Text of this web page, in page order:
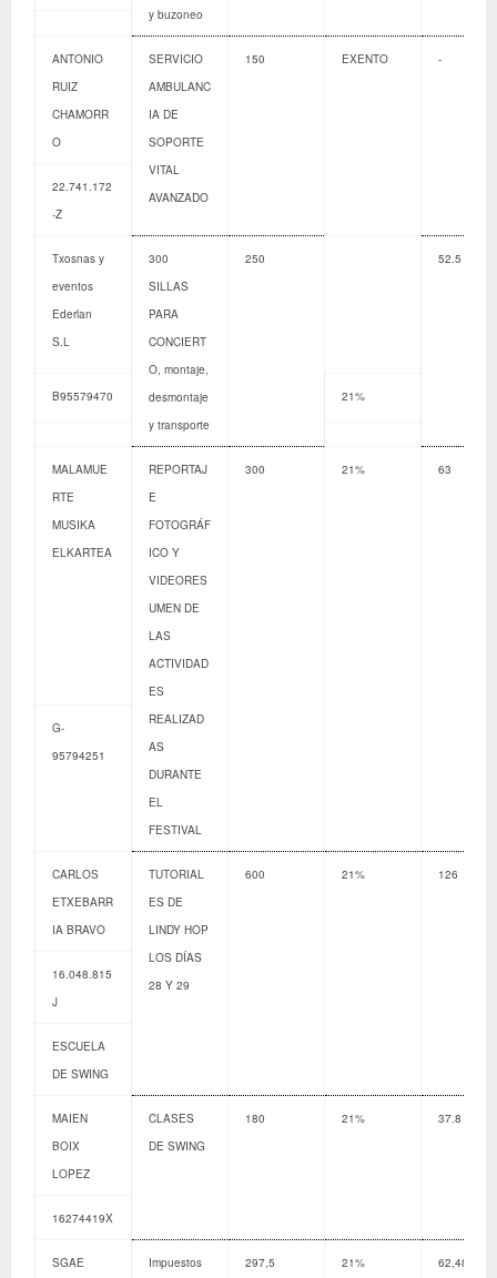
y buzoneo
ANTONIO
RUIZ
CHAMORR
O
SERVICIO
AMBULANC
IA DE
SOPORTE
VITAL
AVANZADO
150 EXENTO -
22.741.172
-Z
Txosnas y
eventos
Ederlan
S.L
300
SILLAS
PARA
CONCIERT
O, montaje,
desmontaje
y transporte
250 52.5
B95579470 21%
MALAMUE
RTE
MUSIKA
ELKARTEA
REPORTAJ
E
FOTOGRÁF
ICO Y
VIDEORES
UMEN DE
LAS
ACTIVIDAD
ES
REALIZAD
AS
DURANTE
EL
FESTIVAL
300 21% 63
G-
95794251
CARLOS
ETXEBARR
IA BRAVO
TUTORIAL
ES DE
LINDY HOP
LOS DÍAS
28 Y 29
600 21% 126
16.048.815
J
ESCUELA
DE SWING
MAIEN
BOIX
LOPEZ
CLASES
DE SWING
180 21% 37.8
16274419X
SGAE Impuestos 297,5 21% 62,48